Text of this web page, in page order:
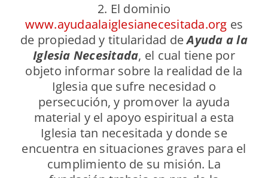
2. El dominio
www.ayudaalaiglesianecesitada.org es
de propiedad y titularidad deAyuda a la
Iglesia Necesitada, el cual tiene por
objeto informar sobre la realidad de la
Iglesia que sufre necesidad o
persecución, y promover la ayuda
material y el apoyo espiritual a esta
Iglesia tan necesitada y donde se
encuentra en situaciones graves para el
cumplimiento de su misión. La